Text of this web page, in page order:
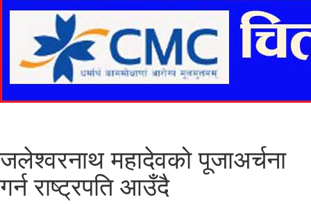
जलेश्वरनाथ महादेवको पूजाअर्चना
गर्न राष्ट्रपति आउँदै